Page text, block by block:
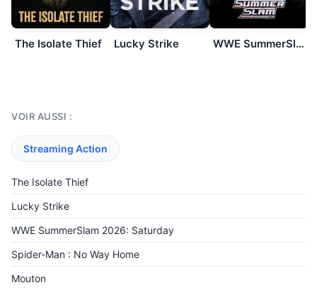
The Isolate Thief Lucky Strike WWE SummerSlam 2026: Saturday
VOIR AUSSI :
Streaming Action
The Isolate Thief
Lucky Strike
WWE SummerSlam 2026: Saturday
Spider-Man : No Way Home
Mouton